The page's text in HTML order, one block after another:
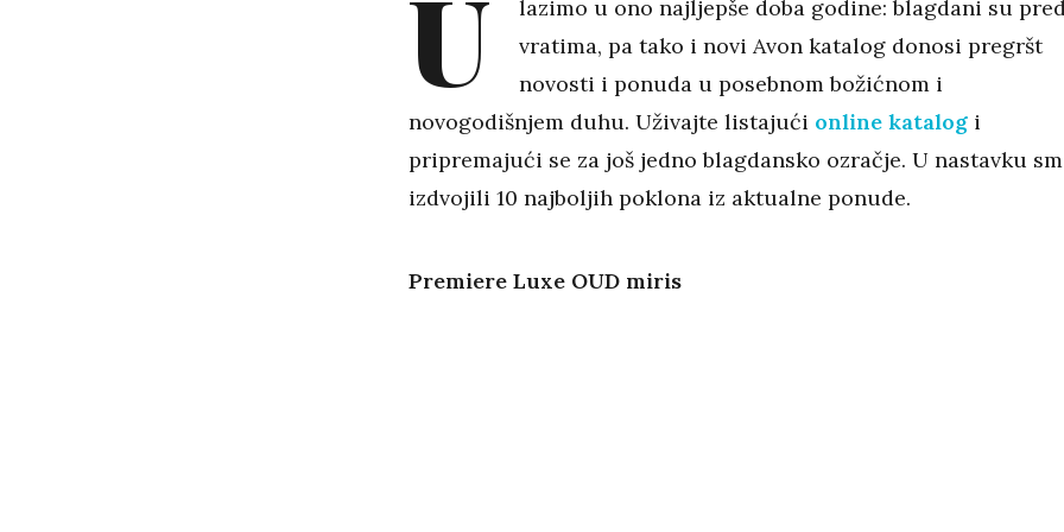
U
lazimo u ono najljepše doba godine: blagdani su
vratima, pa tako i novi Avon katalog donosi pregršt
novosti i ponuda u posebnom božićnom i
novogodišnjem duhu. Uživajte listajući online katalogi
pripremajući se za još jedno blagdansko ozračje. U nastavku
izdvojili 10 najboljih poklona iz aktualne ponude.
Premiere Luxe OUD miris